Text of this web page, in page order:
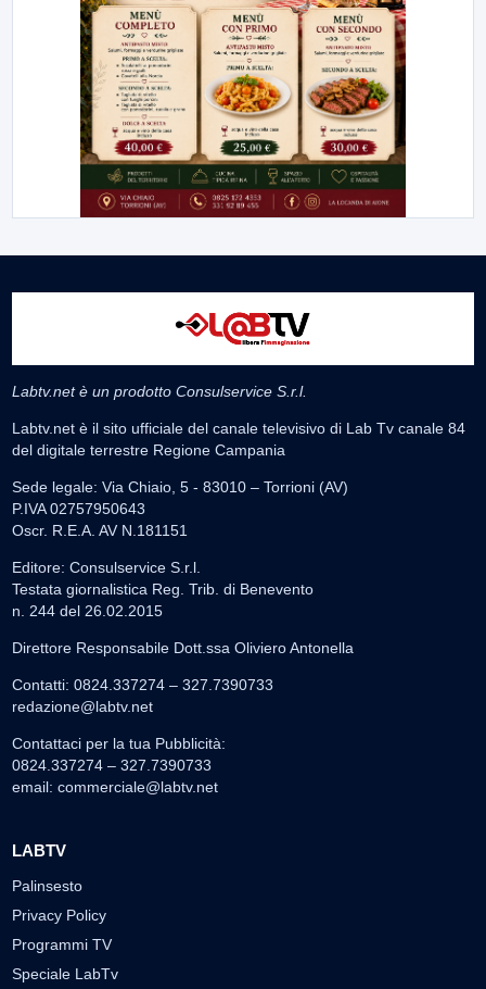
Labtv.net è un prodotto Consulservice S.r.l.
Labtv.net è il sito ufficiale del canale televisivo di Lab Tv canale 84
del digitale terrestre Regione Campania
Sede legale: Via Chiaio, 5 - 83010 – Torrioni (AV)
P.IVA 02757950643
Oscr. R.E.A. AV N.181151
Editore: Consulservice S.r.l.
Testata giornalistica Reg. Trib. di Benevento
n. 244 del 26.02.2015
Direttore Responsabile Dott.ssa Oliviero Antonella
Contatti: 0824.337274 – 327.7390733
redazione@labtv.net
Contattaci per la tua Pubblicità:
0824.337274 – 327.7390733
email: commerciale@labtv.net
LABTV
Palinsesto
Privacy Policy
Programmi TV
Speciale LabTv